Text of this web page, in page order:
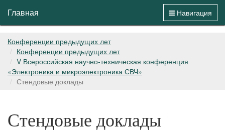
Навигация
Главная
Конференции предыдущих лет
Конференции предыдущих лет
V Всероссийская научно-техническая конференция
«Электроника и микроэлектроника СВЧ»
Стендовые доклады
Стендовые доклады